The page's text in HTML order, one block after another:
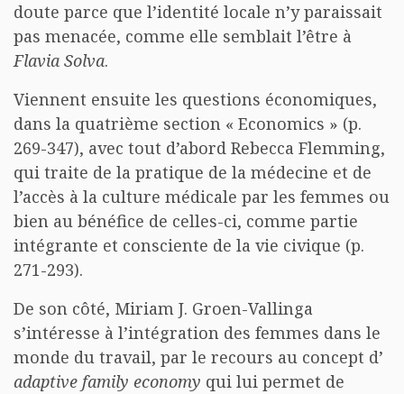
doute parce que l’identité locale n’y paraissait
pas menacée, comme elle semblait l’être à
Flavia Solva.
Viennent ensuite les questions économiques,
dans la quatrième section « Economics » (p.
269-347), avec tout d’abord Rebecca Flemming,
qui traite de la pratique de la médecine et de
l’accès à la culture médicale par les femmes ou
bien au bénéfice de celles-ci, comme partie
intégrante et consciente de la vie civique (p.
271-293).
De son côté, Miriam J. Groen-Vallinga
s’intéresse à l’intégration des femmes dans le
monde du travail, par le recours au concept d’
adaptive family economy qui lui permet de